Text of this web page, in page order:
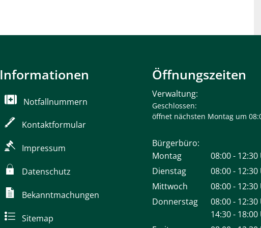
Informationen
Notfallnummern
Kontaktformular
Impressum
Datenschutz
Bekanntmachungen
Sitemap
Öffnungszeiten
Verwaltung:
Klicken, um weitere Öffnungs-
Geschlossen:
öffnet nächsten Montag um
Bürgerbüro:
Montag
08:00- 12:30
Von 08:00
Dienstag 08:00- 12:30
Von 08:00
Mittwoch 08:00- 12:30
Von 08:00
Donnerstag 08:00- 12:30
Von 08:00
14:30- 18:00